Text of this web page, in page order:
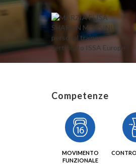
Competenze
MOVIMENTO
FUNZIONALE